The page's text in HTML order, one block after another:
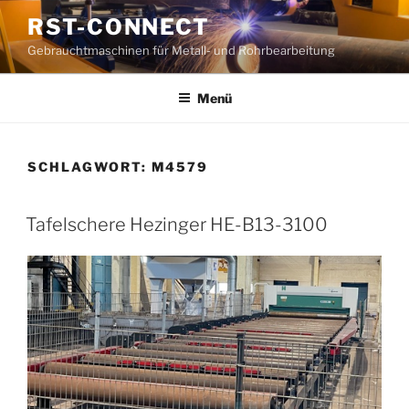
Zum
Inhalt
springen
RST-CONNECT
Gebrauchtmaschinen für Metall- und Rohrbearbeitung
Menü
SCHLAGWORT: M4579
Tafelschere Hezinger HE-B13-3100